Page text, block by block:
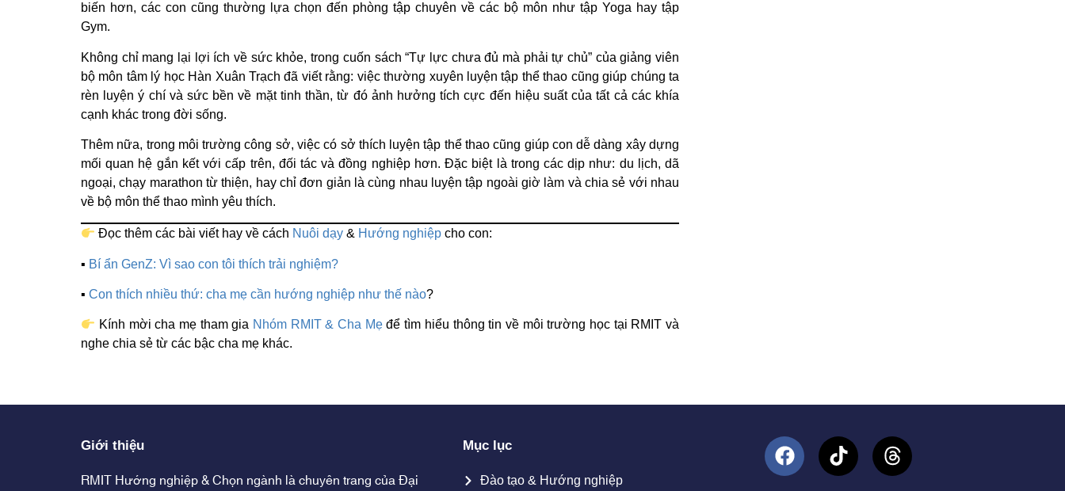
biến hơn, các con cũng thường lựa chọn đến phòng tập chuyên về các bộ môn như tập Yoga hay tập
Gym.
Không chỉ mang lại lợi ích về sức khỏe, trong cuốn sách “Tự lực chưa đủ mà phải tự chủ” của giảng viên
bộ môn tâm lý học Hàn Xuân Trạch đã viết rằng: việc thường xuyên luyện tập thể thao cũng giúp chúng ta
rèn luyện ý chí và sức bền về mặt tinh thần, từ đó ảnh hưởng tích cực đến hiệu suất của tất cả các khía
cạnh khác trong đời sống.
Thêm nữa, trong môi trường công sở, việc có sở thích luyện tập thể thao cũng giúp con dễ dàng xây dựng
mối quan hệ gắn kết với cấp trên, đối tác và đồng nghiệp hơn. Đặc biệt là trong các dịp như: du lịch, dã
ngoại, chạy marathon từ thiện, hay chỉ đơn giản là cùng nhau luyện tập ngoài giờ làm và chia sẻ với nhau
về bộ môn thể thao mình yêu thích.
Đọc thêm các bài viết hay về cách Nuôi dạy & Hướng nghiệp cho con:
▪ Bí ẩn GenZ: Vì sao con tôi thích trải nghiệm?
▪ Con thích nhiều thứ: cha mẹ cần hướng nghiệp như thế nào?
Kính mời cha mẹ tham gia Nhóm RMIT & Cha Mẹđể tìm hiểu thông tin về môi trường học tại RMIT và
nghe chia sẻ từ các bậc cha mẹ khác.
Giới thiệu
RMIT Hướng nghiệp & Chọn ngành là chuyên trang của Đại
Mục lục
Đào tạo & Hướng nghiệp